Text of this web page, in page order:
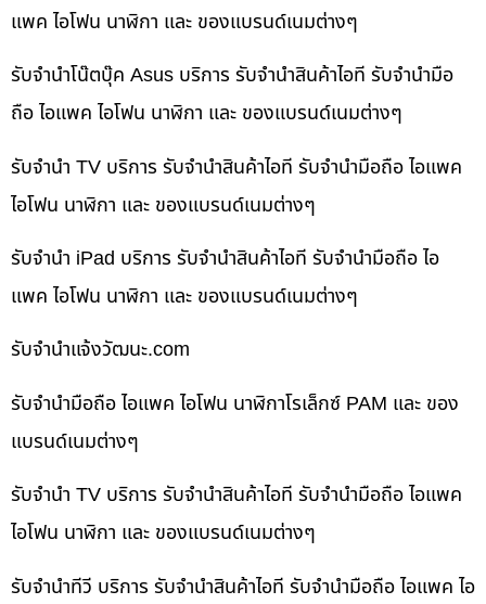
แพค ไอโฟน นาฬิกา และ ของแบรนด์เนมต่างๆ
รับจำนำโน๊ตบุ๊ค Asus บริการ รับจำนำสินค้าไอที รับจำนำมือ
ถือ ไอแพค ไอโฟน นาฬิกา และ ของแบรนด์เนมต่างๆ
รับจำนำ TV บริการ รับจำนำสินค้าไอที รับจำนำมือถือ ไอแพค
ไอโฟน นาฬิกา และ ของแบรนด์เนมต่างๆ
รับจำนำ iPad บริการ รับจำนำสินค้าไอที รับจำนำมือถือ ไอ
แพค ไอโฟน นาฬิกา และ ของแบรนด์เนมต่างๆ
รับจํานําแจ้งวัฒนะ.com
รับจำนำมือถือ ไอแพค ไอโฟน นาฬิกาโรเล็กซ์ PAM และ ของ
แบรนด์เนมต่างๆ
รับจำนำ TV บริการ รับจำนำสินค้าไอที รับจำนำมือถือ ไอแพค
ไอโฟน นาฬิกา และ ของแบรนด์เนมต่างๆ
รับจำนำทีวี บริการ รับจำนำสินค้าไอที รับจำนำมือถือ ไอแพค ไอ